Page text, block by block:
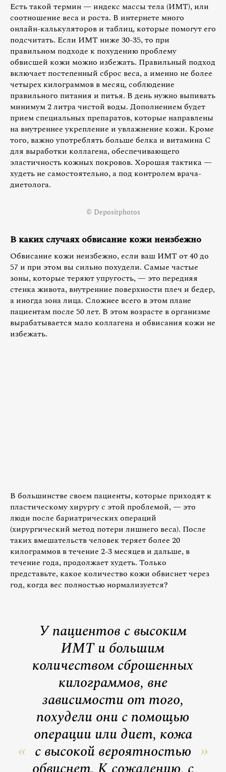
Есть такой термин — индекс массы тела (ИМТ), или
соотношение веса и роста. В интернете много
онлайн-калькуляторов и таблиц, которые помогут его
подсчитать. Если ИМТ ниже 30-35, то при
правильном подходе к похудению проблему
обвисшей кожи можно избежать. Правильный подход
включает постепенный сброс веса, а именно не более
четырех килограммов в месяц, соблюдение
правильного питания и питья. В день нужно выпивать
минимум 2 литра чистой воды. Дополнением будет
прием специальных препаратов, которые направлены
на внутреннее укрепление и увлажнение кожи. Кроме
того, важно употреблять больше белка и витамина С
для выработки коллагена, обеспечивающего
эластичность кожных покровов. Хорошая тактика —
худеть не самостоятельно, а под контролем врача-
диетолога.
© Depositphotos
В каких случаях обвисание кожи неизбежно
Обвисание кожи неизбежно, если ваш ИМТ от 40 до
57 и при этом вы сильно похудели. Самые частые
зоны, которые теряют упругость, — это передняя
стенка живота, внутренние поверхности плеч и бедер,
а иногда зона лица. Сложнее всего в этом плане
пациентам после 50 лет. В этом возрасте в организме
вырабатывается мало коллагена и обвисания кожи не
избежать.
В большинстве своем пациенты, которые приходят к
пластическому хирургу с этой проблемой, — это
люди после бариатрических операций
(хирургический метод потери лишнего веса). После
таких вмешательств человек теряет более 20
килограммов в течение 2-3 месяцев и дальше, в
течение года, продолжает худеть. Только
представьте, какое количество кожи обвиснет через
год, когда вес полностью нормализуется?
У пациентов с высоким
ИМТ и большим
количеством сброшенных
килограммов, вне
зависимости от того,
похудели они с помощью
операции или диет, кожа
с высокой вероятностью